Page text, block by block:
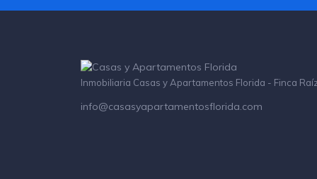
Inmobiliaria Casas y Apartamentos Florida - Finca
info@casasyapartamentosflorida.com